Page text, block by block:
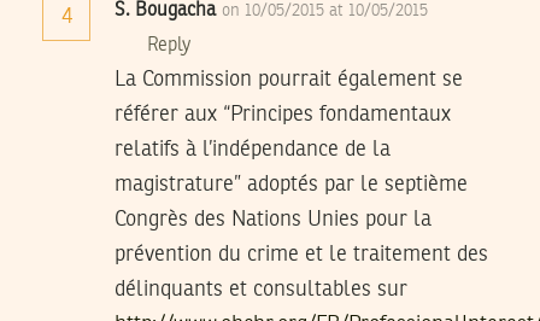
4 S. Bougacha on 10/05/2015 at 10/05/2015
Reply
La Commission pourrait également se
référer aux “Principes fondamentaux
relatifs à l’indépendance de la
magistrature” adoptés par le septième
Congrès des Nations Unies pour la
prévention du crime et le traitement des
délinquants et consultables sur